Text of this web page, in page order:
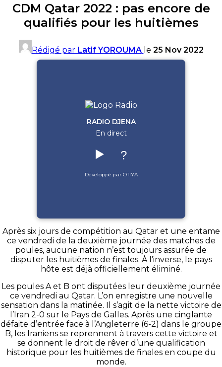
CDM Qatar 2022 : pas encore de
qualifiés pour les huitièmes
Rédigé par Latif YOROUMA le 25 Nov 2022
RADIO DJENA
En direct
▶️ ?
Développé par OTIYA
Après six jours de compétition au Qatar et une entame
ce vendredi de la deuxième journée des matches de
poules, aucune nation n’est toujours assurée de
disputer les huitièmes de finales. À l’inverse, le pays
hôte est déjà officiellement éliminé.
Les poules A et B ont disputées leur deuxième journée
ce vendredi au Qatar. L’on enregistre une nouvelle
sensation dans la matinée. Il s’agit de la nette victoire de
l’Iran 2-0 sur le Pays de Galles. Après une cinglante
défaite d’entrée face à l’Angleterre (6-2) dans le groupe
B, les Iraniens se reprennent à travers cette victoire et
se donnent le droit de rêver d’une qualification
historique pour les huitièmes de finales en coupe du
monde.